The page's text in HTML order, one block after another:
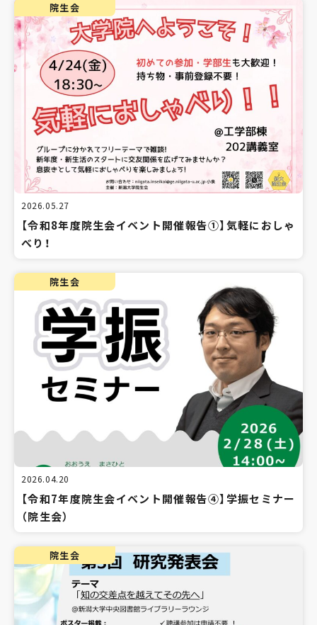
院生会
2026.05.27
【令和8年度院生会イベント開催報告①】気軽におしゃ
べり！
院生会
2026.04.20
【令和7年度院生会イベント開催報告④】学振セミナー
（院生会）
院生会